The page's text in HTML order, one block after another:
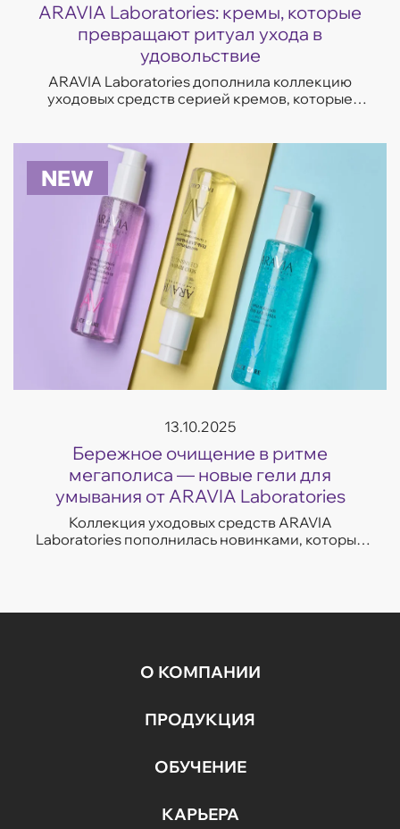
ARAVIA Laboratories: кремы, которые
превращают ритуал ухода в
удовольствие
ARAVIA Laboratories дополнила коллекцию
уходовых средств серией кремов, которые
с несо...
NEW
13.10.2025
Бережное очищение в ритме
мегаполиса — новые гели для
умывания от ARAVIA Laboratories
Коллекция уходовых средств ARAVIA
Laboratories пополнилась новинками, которые
О КОМПАНИИ
ПРОДУКЦИЯ
ОБУЧЕНИЕ
КАРЬЕРА